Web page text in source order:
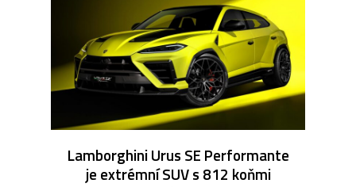
Lamborghini Urus SE Performante
je extrémní SUV s 812 koňmi